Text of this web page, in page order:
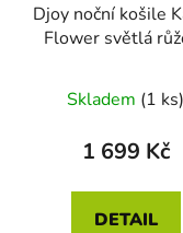
Djoy noční košile
Flower světlá
Skladem (1 ks)
1 699 Kč
DETAIL